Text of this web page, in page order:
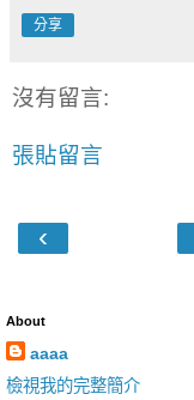
分享
沒有留言:
張貼留言
‹
About
aaaa
檢視我的完整簡介